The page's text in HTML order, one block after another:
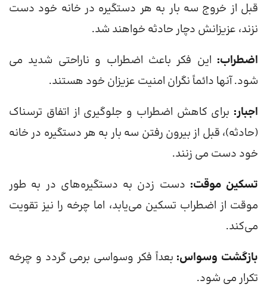
قبل از خروج سه بار به هر دستگیره در خانه خود دست
نزند، عزیزانش دچار حادثه خواهند شد.
اضطراب: این فکر باعث اضطراب و ناراحتی شدید می
شود. آنها دائماً نگران امنیت عزیزان خود هستند.
اجبار: برای کاهش اضطراب و جلوگیری از اتفاق ترسناک
(حادثه)، قبل از بیرون رفتن سه بار به هر دستگیره در خانه
خود دست می زنند.
تسکین موقت: دست زدن به دستگیره‌های در به طور
موقت از اضطراب تسکین می‌یابد، اما چرخه را نیز تقویت
می‌کند.
بازگشت وسواس: بعداً فکر وسواسی برمی گردد و چرخه
تکرار می شود.